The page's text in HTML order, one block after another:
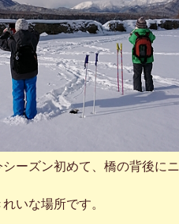
ーズン初めて、橋の背後に
いな場所です。